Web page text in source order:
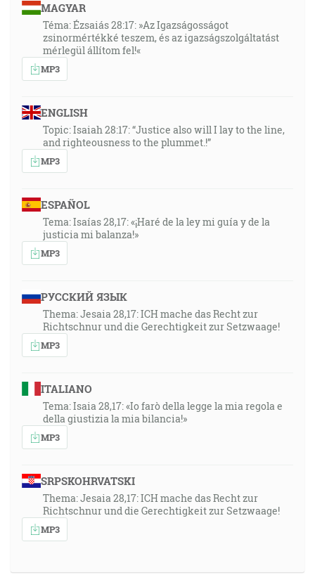
MAGYAR
Téma: Ézsaiás 28:17: »Az Igazságosságot
zsinormértékké teszem, és az igazságszolgáltatást
mérlegül állítom fel!«
MP3
ENGLISH
Topic: Isaiah 28:17: “Justice also will I lay to the line,
and righteousness to the plummet.!”
MP3
ESPAÑOL
Tema: Isaías 28,17: «¡Haré de la ley mi guía y de la
justicia mi balanza!»
MP3
РУССКИЙ ЯЗЫК
Thema: Jesaia 28,17: ICH mache das Recht zur
Richtschnur und die Gerechtigkeit zur Setzwaage!
MP3
ITALIANO
Tema: Isaia 28,17: «Io farò della legge la mia regola e
della giustizia la mia bilancia!»
MP3
SRPSKOHRVATSKI
Thema: Jesaia 28,17: ICH mache das Recht zur
Richtschnur und die Gerechtigkeit zur Setzwaage!
MP3